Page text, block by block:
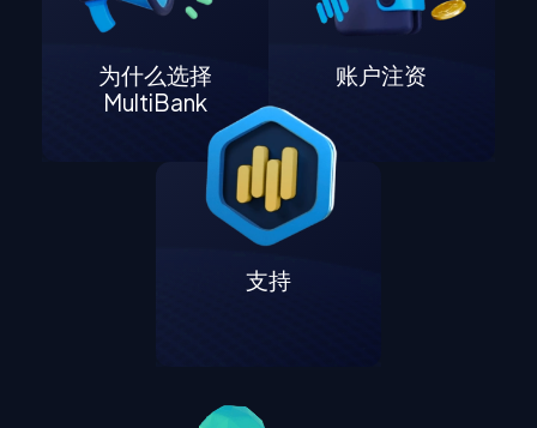
为什么选择
MultiBank
账户注资
支持